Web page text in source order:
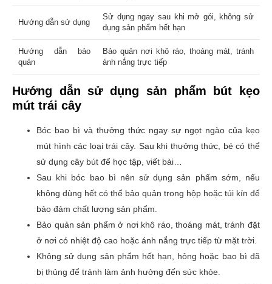
Hướng dẫn sử dụng
Sử dụng ngay sau khi mở gói, không sử
dụng sản phẩm hết hạn
Hướng dẫn bảo
quản
Bảo quản nơi khô ráo, thoáng mát, tránh
ánh nắng trực tiếp
Hướng dẫn sử dụng sản phẩm bút kẹo
mút trái cây
Bóc bao bì và thưởng thức ngay sự ngọt ngào của kẹo
mút hình các loại trái cây. Sau khi thưởng thức, bé có thể
sử dụng cây bút để học tập, viết bài…
Sau khi bóc bao bì nên sử dụng sản phẩm sớm, nếu
không dùng hết có thể bảo quản trong hộp hoặc túi kín để
bảo đảm chất lượng sản phẩm.
Bảo quản sản phẩm ở nơi khô ráo, thoáng mát, tránh đặt
ở nơi có nhiệt độ cao hoặc ánh nắng trực tiếp từ mặt trời.
Không sử dụng sản phẩm hết hạn, hỏng hoặc bao bì đã
bị thủng để tránh làm ảnh hưởng đến sức khỏe.